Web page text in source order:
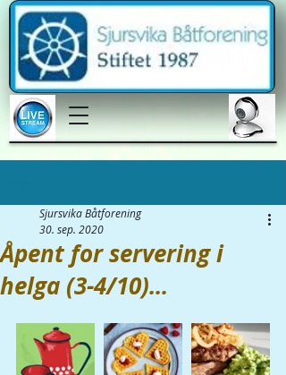
Åpent for servering i
helga (3-4/10)...
Sjursvika Båtforening
30. sep. 2020